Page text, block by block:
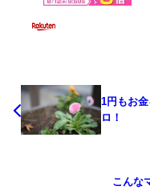
1円もお
ロ！
こんな